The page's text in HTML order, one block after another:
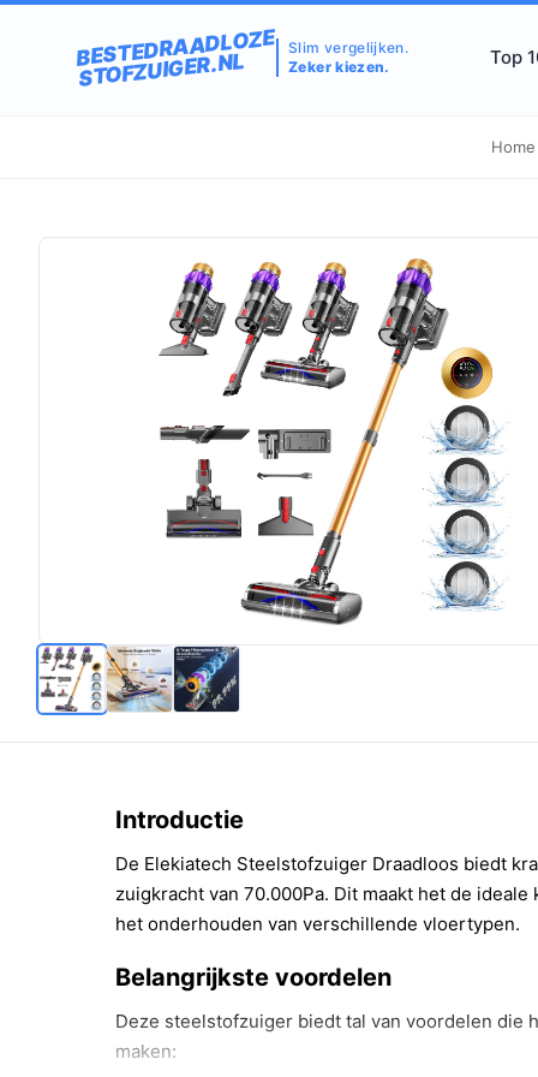
BESTEDRAADLOZE
STOFZUIGER.NL
Slim vergelijken.
Zeker kiezen.
Top
Home
Introductie
De Elekiatech Steelstofzuiger Draadloos biedt
zuigkracht van 70.000Pa. Dit maakt het de
het onderhouden van verschillende vloertypen.
Belangrijkste voordelen
Deze steelstofzuiger biedt tal van voordelen die
maken: